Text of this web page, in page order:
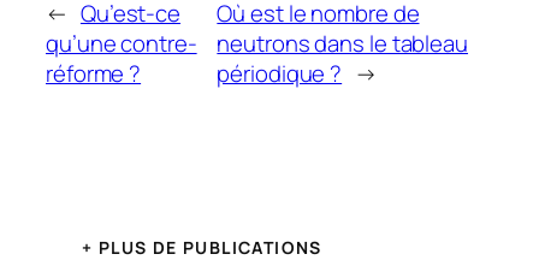
← Qu’est-ce
qu’une contre-
réforme ?
Où est le nombre de
neutrons dans le tableau
périodique ? →
+ PLUS DE PUBLICATIONS